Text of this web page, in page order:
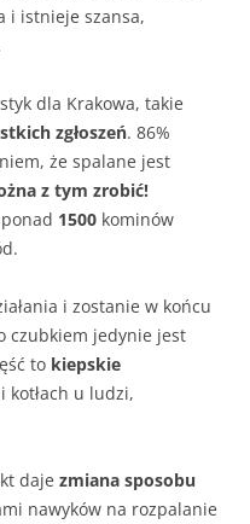
i istnieje szansa,
dla Krakowa, takie
zgłoszeń. 86%
że spalane jest
z tym zrobić!
1500 kominów
i zostanie w końcu
czubkiem jedynie jest
to kiepskie
kotłach u ludzi,
daje zmiana sposobu
nawyków na rozpalanie